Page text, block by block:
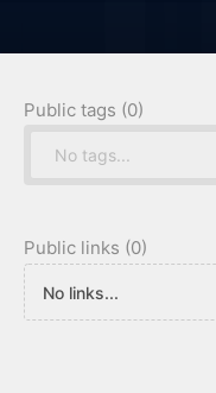
Public tags (0)
No tags...
Public links (0)
No links...